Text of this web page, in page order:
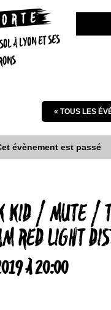
À LYON ET SES
« TOUS LES
évènement est passé
KID / MUTE /
RED LIGHT
À 20:00